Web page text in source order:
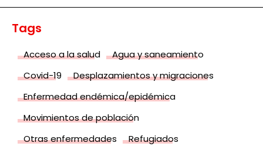
Tags
Acceso a la salud
Agua y saneamiento
Covid-19
Desplazamientos y migraciones
Enfermedad endémica/epidémica
Movimientos de población
Otras enfermedades
Refugiados